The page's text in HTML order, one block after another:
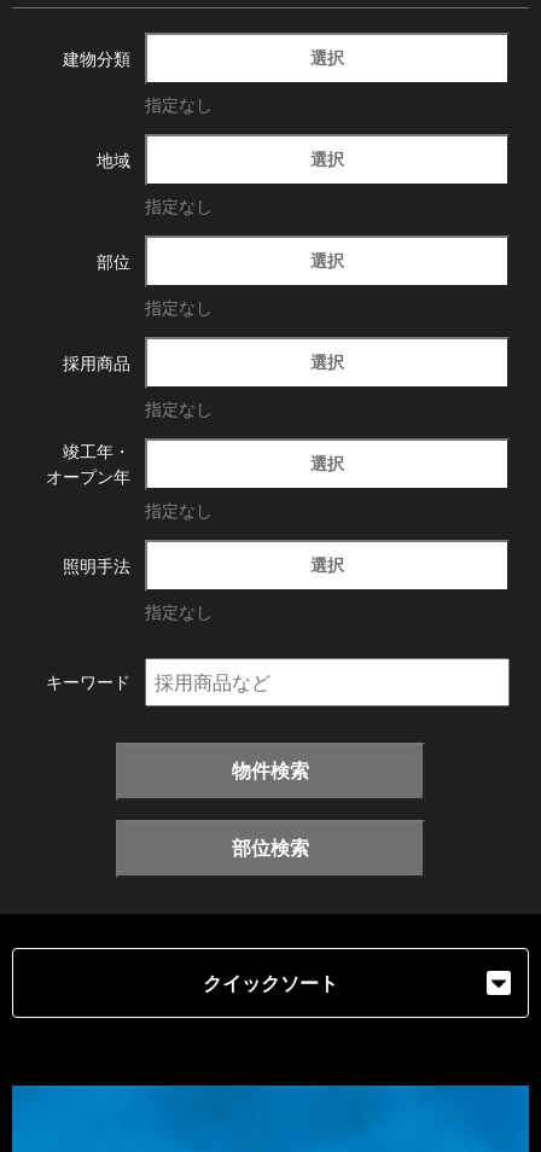
建物分類 選択
指定なし
地域 選択
指定なし
部位 選択
指定なし
採用商品 選択
指定なし
竣工年・
オープン年
選択
指定なし
照明手法 選択
指定なし
キーワード
物件検索
部位検索
クイックソート